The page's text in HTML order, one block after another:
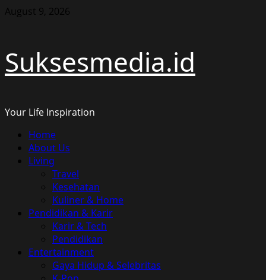
Skip
August 9, 2026
Suksesmedia.id
Your Life Inspiration
Primary
Menu
Home
About Us
Living
Travel
Kesehatan
Kuliner & Home
Pendidikan & Karir
Karir & Tech
Pendidikan
Entertainment
Gaya Hidup & Selebritas